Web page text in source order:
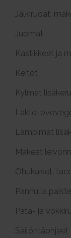
Jälkiruoat,
Juomat
Kastikkeet ja
Keitot
Kylmät
Lakto-
Lämpimät
Makeat
Ohukaiset,
Pannulla
Pata- ja
Säilöntäohjeet